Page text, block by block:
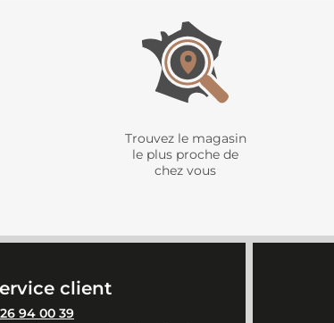
Trouvez le magasin
le plus proche de
chez vous
client
94 00 39